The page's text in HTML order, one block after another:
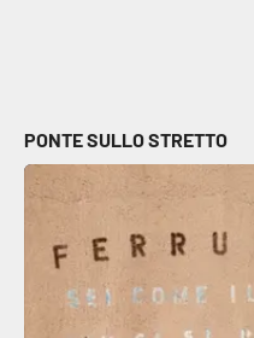
PONTE SULLO STRETTO